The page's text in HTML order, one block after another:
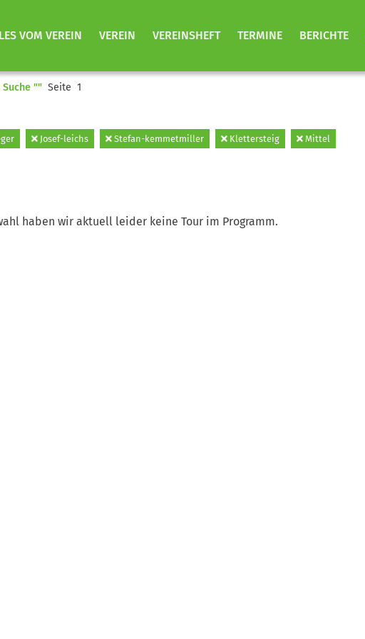
VOM VEREIN VEREIN VEREINSHEFT TERMINE BERICHTE
"" Seite 1
Josef-leichs Stefan-kemmetmiller Klettersteig Mittel
haben wir aktuell leider keine Tour im Programm.